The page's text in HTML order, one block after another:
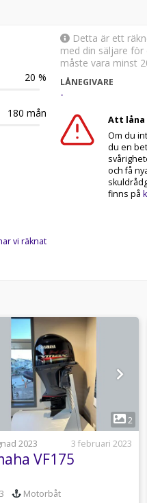
20 %
180 mån
vi räknat
Detta är ett
med din säljare för
måste vara minst
LÅNEGIVARE
-
Att låna
Om du
du en
och få
finns på
1
2
2023
3 februari 2023
VF175
Motorbåt